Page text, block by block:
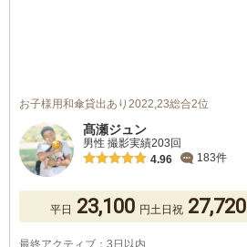
お子様用和傘貸出あり2022,23総合2位
髙瀬ジュン
男性 撮影実績203回
4.96
183件
平日 23,100 円土日祝 27,720